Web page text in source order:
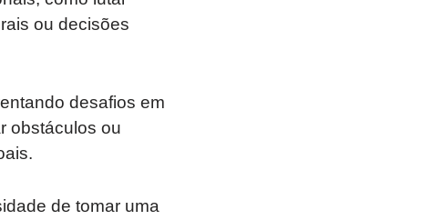
ou decisões
desafios em
obstáculos ou
de tomar uma